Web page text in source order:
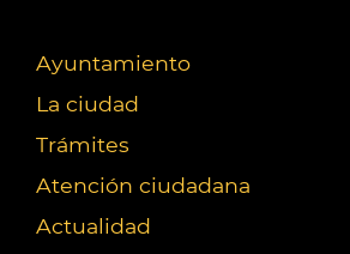
Ayuntamiento
La ciudad
Trámites
Atención ciudadana
Actualidad